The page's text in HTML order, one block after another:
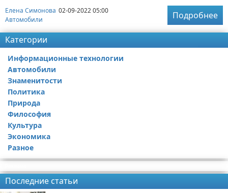
Елена Симонова 02-09-2022 05:00
Автомобили
Подробнее
Категории
Информационные технологии
Автомобили
Знаменитости
Политика
Природа
Философия
Культура
Экономика
Разное
Последние статьи